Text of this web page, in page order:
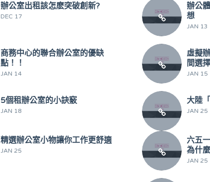
辦公室出租該怎麽突破創新?
DEC 17
辦公
想
JAN 13
商務中心的聯合辦公室的優缺
點！！
JAN 14
虛擬
間選擇
JAN 15
5個租辦公室的小訣竅
JAN 18
大陸
JAN 25
精選辦公室小物讓你工作更舒適
JAN 25
六五
為什
JAN 25